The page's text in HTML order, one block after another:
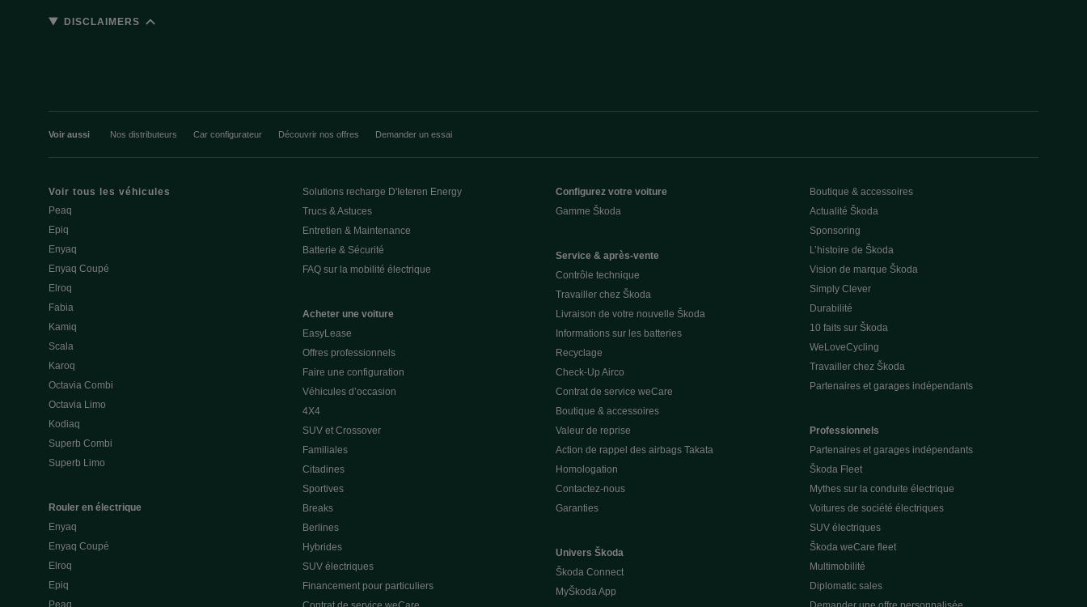
DISCLAIMERS
Voir aussi Nos distributeurs Car configurateur Découvrir nos offres Demander un essai
Voir tous les véhicules
Peaq
Epiq
Enyaq
Enyaq Coupé
Elroq
Fabia
Kamiq
Scala
Karoq
Octavia Combi
Octavia Limo
Kodiaq
Superb Combi
Superb Limo
Rouler en électrique
Enyaq
Enyaq Coupé
Elroq
Epiq
Peaq
Solutions recharge D'Ieteren Energy
Trucs & Astuces
Entretien & Maintenance
Batterie & Sécurité
FAQ sur la mobilité électrique
Acheter une voiture
EasyLease
Offres professionnels
Faire une configuration
Véhicules d’occasion
4X4
SUV et Crossover
Familiales
Citadines
Sportives
Breaks
Berlines
Hybrides
SUV électriques
Financement pour particuliers
Configurez votre voiture
Gamme Škoda
Service & après-vente
Contrôle technique
Travailler chez Škoda
Livraison de votre nouvelle Škoda
Informations sur les batteries
Recyclage
Check-Up Airco
Contrat de service weCare
Boutique & accessoires
Valeur de reprise
Action de rappel des airbags Takata
Homologation
Contactez-nous
Garanties
Univers Škoda
Škoda Connect
MyŠkoda App
Boutique & accessoires
Actualité Škoda
Sponsoring
L’histoire de Škoda
Vision de marque Škoda
Simply Clever
Durabilité
10 faits sur Škoda
WeLoveCycling
Travailler chez Škoda
Partenaires et garages indépendants
Professionnels
Partenaires et garages indépendants
Škoda Fleet
Mythes sur la conduite électrique
Voitures de société électriques
SUV électriques
Škoda weCare fleet
Multimobilité
Diplomatic sales